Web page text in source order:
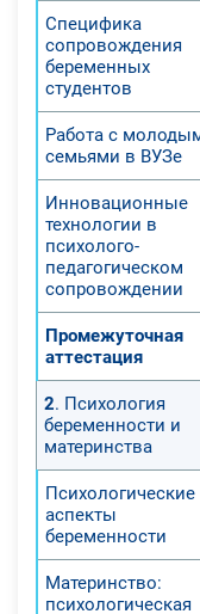
Специфика
сопровождения
беременных
студентов
Работа с
семьями в ВУЗе
Инновационные
технологии в
психолого-
педагогическом
сопровождении
Промежуточная
аттестация
2. Психология
беременности и
материнства
Психологические
аспекты
беременности
Материнство:
психологическая